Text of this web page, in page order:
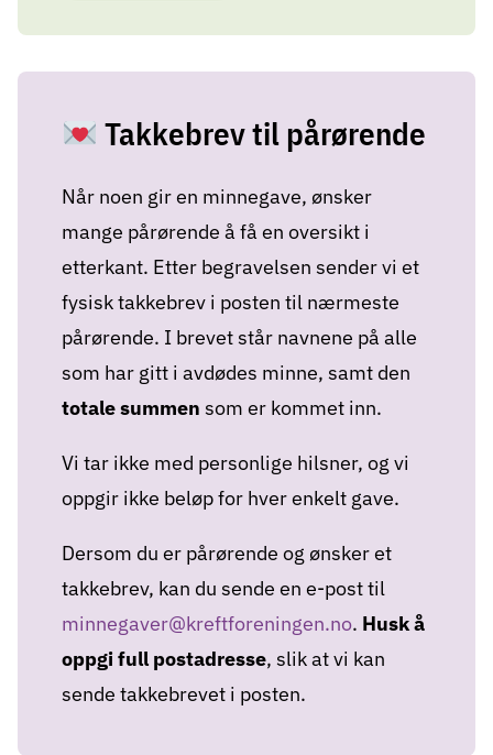
Takkebrev til pårørende
Når noen gir en minnegave, ønsker
mange pårørende å få en oversikt i
etterkant. Etter begravelsen sender vi et
fysisk takkebrev i posten til nærmeste
pårørende. I brevet står navnene på alle
som har gitt i avdødes minne, samt den
totale summen som er kommet inn.
Vi tar ikke med personlige hilsner, og vi
oppgir ikke beløp for hver enkelt gave.
Dersom du er pårørende og ønsker et
takkebrev, kan du sende en e-post til
minnegaver@kreftforeningen.no. Husk å
oppgi full postadresse, slik at vi kan
sende takkebrevet i posten.